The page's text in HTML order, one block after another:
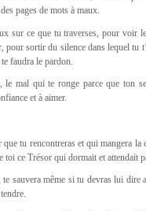
pages de mots à maux.
sur ce que tu traverses, pour voir
pour sortir du silence dans lequel
faudra le pardon.
mal qui te ronge parce que ton
et à aimer.
que tu rencontreras et qui mangera
ce Trésor qui dormait et attendait
sauvera même si tu devras lui